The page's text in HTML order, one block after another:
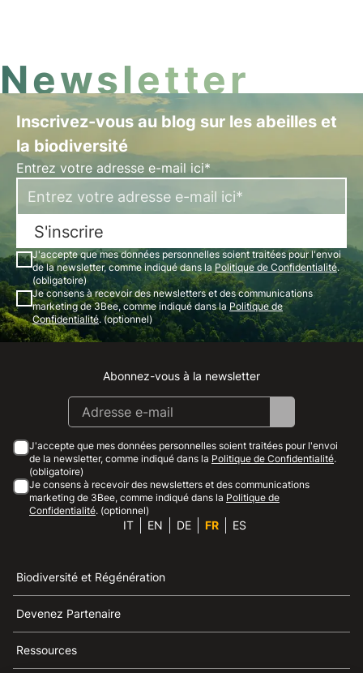
Newsletter
Inscrivez-vous au blog sur les abeilles et
la biodiversité
Entrez votre adresse e-mail ici*
S'inscrire
J'accepte que mes données personnelles soient traitées pour l'envoi
de la newsletter, comme indiqué dans la Politique de Confidentialité.
(obligatoire)
Je consens à recevoir des newsletters et des communications
marketing de 3Bee, comme indiqué dans la Politique de
Confidentialité. (optionnel)
Instagram
Facebook
Linkedin
Youtube
Abonnez-vous à la newsletter
J'accepte que mes données personnelles soient traitées pour l'envoi
de la newsletter, comme indiqué dans la Politique de Confidentialité.
(obligatoire)
Je consens à recevoir des newsletters et des communications
marketing de 3Bee, comme indiqué dans la Politique de
Confidentialité. (optionnel)
IT EN DE FR ES
Biodiversité et Régénération
Devenez Partenaire
Ressources